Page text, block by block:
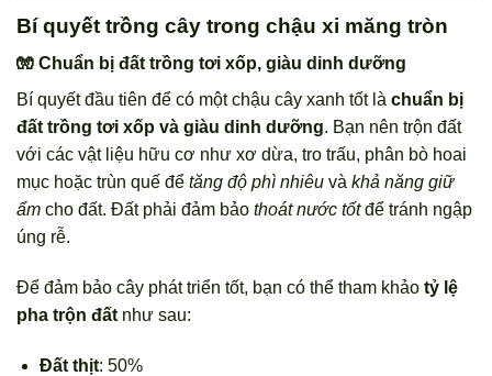
Bí quyết trồng cây trong chậu xi măng tròn
🧤 Chuẩn bị đất trồng tơi xốp, giàu dinh dưỡng
Bí quyết đầu tiên để có một chậu cây xanh tốt là chuẩn bị
đất trồng tơi xốp và giàu dinh dưỡng. Bạn nên trộn đất
với các vật liệu hữu cơ như xơ dừa, tro trấu, phân bò hoai
mục hoặc trùn quế để tăng độ phì nhiêu và khả năng giữ
ẩm cho đất. Đất phải đảm bảo thoát nước tốtđể tránh ngập
úng rễ.
Để đảm bảo cây phát triển tốt, bạn có thể tham khảo tỷ lệ
pha trộn đất như sau:
Đất thịt: 50%